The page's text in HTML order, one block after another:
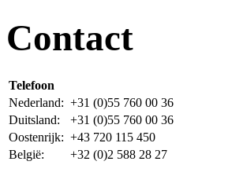
Contact
Telefoon
Nederland: +31 (0)55 760 00 36
Duitsland:
+31 (0)55 760 00 36
Oostenrijk: +43 720 115 450
België:
+32 (0)2 588 28 27